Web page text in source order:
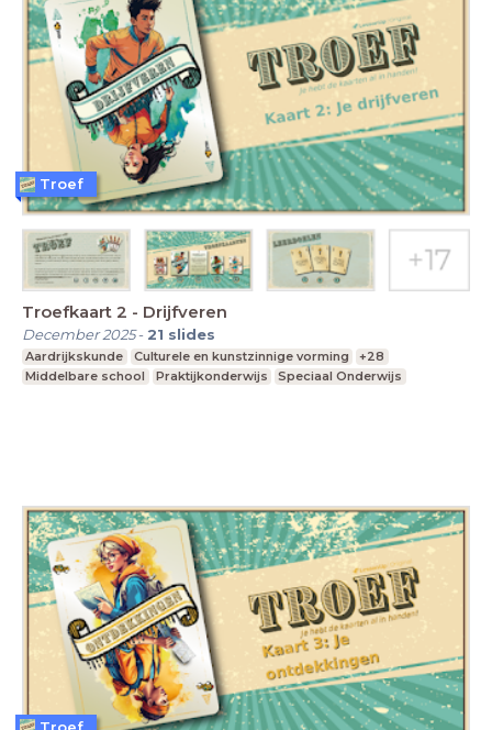
Troefkaart 2 - Drijfveren
December 2025- 21 slides
Aardrijkskunde Culturele en kunstzinnige vorming
+28
Middelbare school
Praktijkonderwijs Speciaal Onderwijs
Troef
Troef